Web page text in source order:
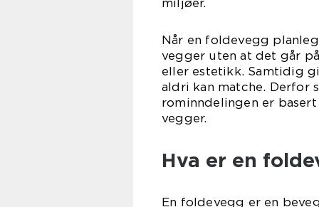
miljøer.
Når en foldevegg
vegger uten at det går
eller estetikk. Samtidig
aldri kan matche. Derfor
rominndelingen er
vegger.
Hva er en
En foldevegg er en